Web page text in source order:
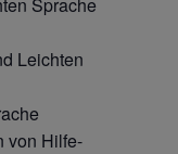
Leichten
von Hilfe-